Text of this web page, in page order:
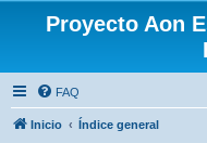
Proyecto Aon
FAQ
Inicio Índice general